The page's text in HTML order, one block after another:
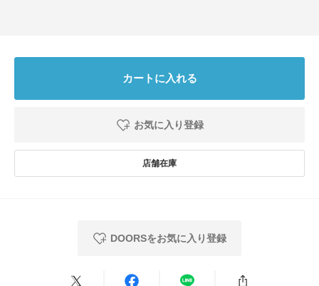
カートに入れる
お気に入り登録
DOORSをお気に入り登録